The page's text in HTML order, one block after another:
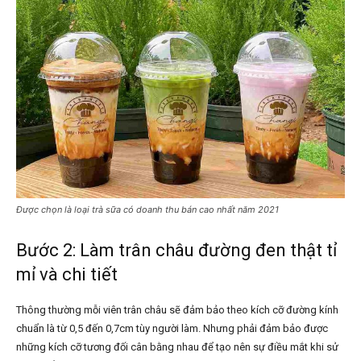
Được chọn là loại trà sữa có doanh thu bán cao nhất năm 2021
Bước 2: Làm trân châu đường đen thật tỉ
mỉ và chi tiết
Thông thường mỗi viên trân châu sẽ đảm bảo theo kích cỡ đường kính
chuẩn là từ 0,5 đến 0,7cm tùy người làm. Nhưng phải đảm bảo được
những kích cỡ tương đối cân bằng nhau để tạo nên sự điều mắt khi sử